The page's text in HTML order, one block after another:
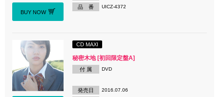
BUY NOW
品 番 UICZ-4372
CD MAXI
秘密木地 [初回限定盤A]
付 属 DVD
発売日 2016.07.06